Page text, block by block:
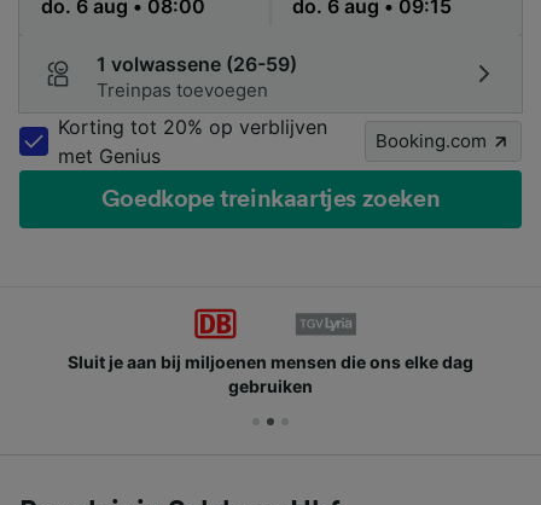
1 volwassene (26-59)
Treinpas toevoegen
Korting tot 20% op verblijven
met Genius
Booking.com
Goedkope treinkaartjes zoeken
Sluit je aan bij miljoenen mensen die ons elke dag
gebruiken